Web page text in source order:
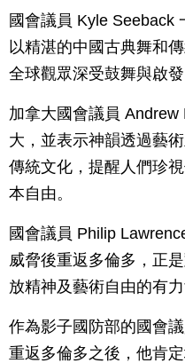
國會議員 Kyle Seeback
以精湛的中國古典舞和
全球觀眾深受鼓舞與啟發
加拿大國會議員
大，並表示神韻透過藝
傳統文化，提醒人們珍
本自由。
國會議員 Philip
威脅後重返多倫多，正
放精神及藝術自由的有力
作為影子國防部的國會
重返多倫多之後，他肯